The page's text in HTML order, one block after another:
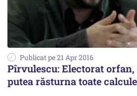
Publicat pe 21 Apr 2016
Pîrvulescu: Electorat orfan,
putea răsturna toate